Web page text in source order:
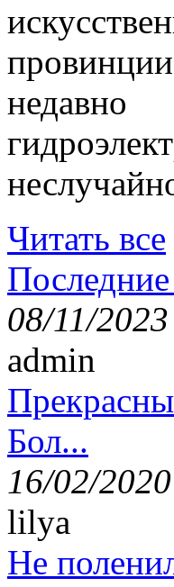
Читать все
08/11/2023
admin
Бол...
16/02/2020
lilya
Не